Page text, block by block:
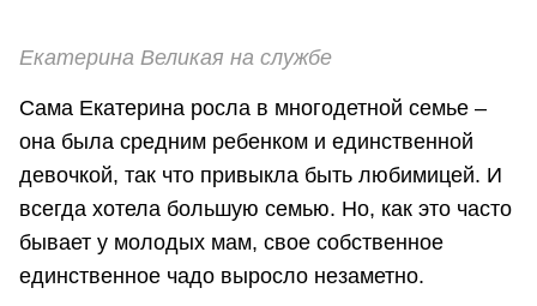
Екатерина Великая на службе
Сама Екатерина росла в многодетной семье –
она была средним ребенком и единственной
девочкой, так что привыкла быть любимицей. И
всегда хотела большую семью. Но, как это часто
бывает у молодых мам, свое собственное
единственное чадо выросло незаметно.